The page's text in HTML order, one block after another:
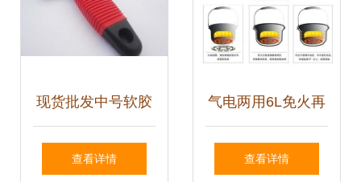
现货批发中号软胶
手柄宠物针梳 宠物
查看详情
气电两用6L免火再
煮锅 跑江湖新奇特
查看详情